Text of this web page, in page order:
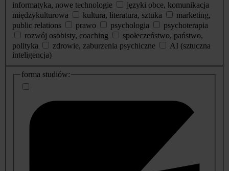
informatyka, nowe technologie
języki obce, komunikacja
międzykulturowa
kultura, literatura, sztuka
marketing,
public relations
prawo psychologia
psychoterapia
rozwój osobisty, coaching
społeczeństwo, państwo,
polityka
zdrowie, zaburzenia psychiczne
AI (sztuczna
inteligencja)
dodatkowe
informacje
forma studiów: